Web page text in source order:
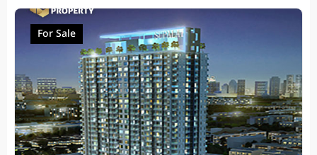
For Sale